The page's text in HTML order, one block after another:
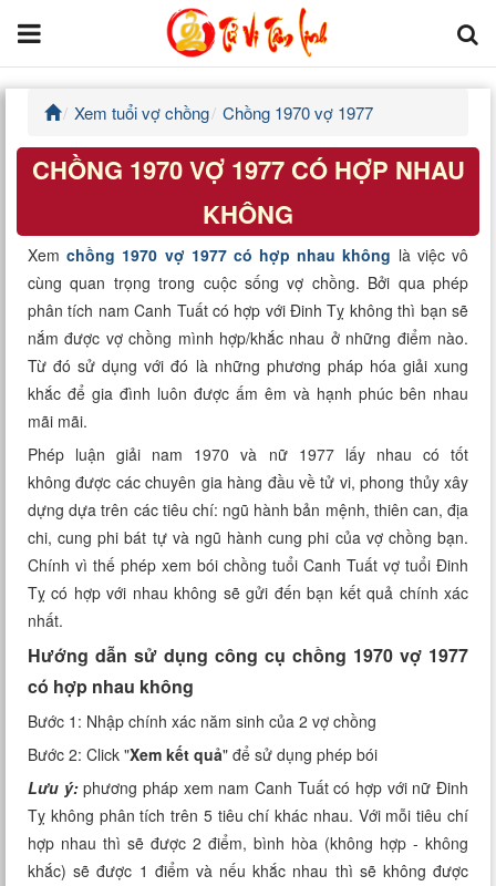
Trang chủ
Tử Vi Đẩu Số
Tử Vi 12 Con Giáp
Phong thủy
Kinh Dịch
Văn Hoa Tâm linh
Xem ngày
Xem tuổi
Xem bói
Tướng số
Cung hoàng đạo
Xem tuổi vợ chồng Chồng 1970 vợ 1977
CHỒNG 1970 VỢ 1977 CÓ HỢP NHAU
KHÔNG
Xem chồng 1970 vợ 1977 có hợp nhau không là việc vô
cùng quan trọng trong cuộc sống vợ chồng. Bởi qua phép
phân tích nam Canh Tuất có hợp với Đinh Tỵ không thì bạn sẽ
nắm được vợ chồng mình hợp/khắc nhau ở những điểm nào.
Từ đó sử dụng với đó là những phương pháp hóa giải xung
khắc để gia đình luôn được ấm êm và hạnh phúc bên nhau
mãi mãi.
Phép luận giải nam 1970 và nữ 1977 lấy nhau có tốt
không được các chuyên gia hàng đầu về tử vi, phong thủy xây
dựng dựa trên các tiêu chí: ngũ hành bản mệnh, thiên can, địa
chi, cung phi bát tự và ngũ hành cung phi của vợ chồng bạn.
Chính vì thế phép xem bói chồng tuổi Canh Tuất vợ tuổi Đinh
Tỵ có hợp với nhau không sẽ gửi đến bạn kết quả chính xác
nhất.
Hướng dẫn sử dụng công cụ chồng 1970 vợ 1977
có hợp nhau không
Bước 1: Nhập chính xác năm sinh của 2 vợ chồng
Bước 2: Click "Xem kết quả" để sử dụng phép bói
Lưu ý:phương pháp xem nam Canh Tuất có hợp với nữ Đinh
Tỵ không phân tích trên 5 tiêu chí khác nhau. Với mỗi tiêu chí
hợp nhau thì sẽ được 2 điểm, bình hòa (không hợp - không
khắc) sẽ được 1 điểm và nếu khắc nhau thì sẽ không được